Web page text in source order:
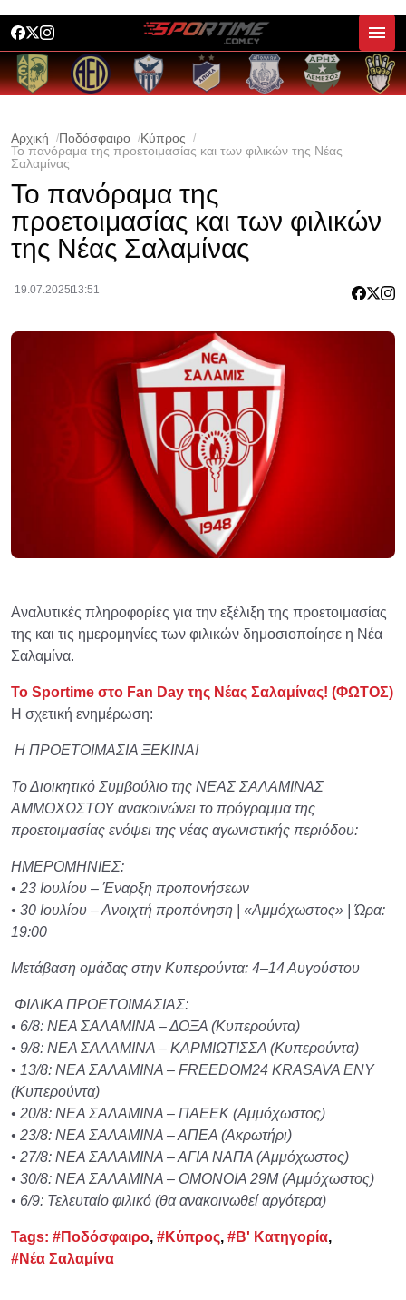
Αρχική Ποδόσφαιρο
Κύπρος
Το πανόραμα της προετοιμασίας και των φιλικών της Νέας
Σαλαμίνας
Το πανόραμα της
προετοιμασίας και των φιλικών
της Νέας Σαλαμίνας
19.07.2025 13:51
Αναλυτικές πληροφορίες για την εξέλιξη της προετοιμασίας
της και τις ημερομηνίες των φιλικών δημοσιοποίησε η Νέα
Σαλαμίνα.
Το Sportime στο Fan Day της Νέας Σαλαμίνας! (ΦΩΤΟΣ)
Η σχετική ενημέρωση:
Η ΠΡΟΕΤΟΙΜΑΣΙΑ ΞΕΚΙΝΑ!
Το Διοικητικό Συμβούλιο της ΝΕΑΣ ΣΑΛΑΜΙΝΑΣ
ΑΜΜΟΧΩΣΤΟΥ ανακοινώνει το πρόγραμμα της
προετοιμασίας ενόψει της νέας αγωνιστικής περιόδου:
ΗΜΕΡΟΜΗΝΙΕΣ:
• 23 Ιουλίου – Έναρξη προπονήσεων
• 30 Ιουλίου – Ανοιχτή προπόνηση | «Αμμόχωστος» | Ώρα:
19:00
Μετάβαση ομάδας στην Κυπερούντα: 4–14 Αυγούστου
ΦΙΛΙΚΑ ΠΡΟΕΤΟΙΜΑΣΙΑΣ:
• 6/8: ΝΕΑ ΣΑΛΑΜΙΝΑ – ΔΟΞΑ (Κυπερούντα)
• 9/8: ΝΕΑ ΣΑΛΑΜΙΝΑ – ΚΑΡΜΙΩΤΙΣΣΑ (Κυπερούντα)
• 13/8: ΝΕΑ ΣΑΛΑΜΙΝΑ – FREEDOM24 KRASAVA ENY
(Κυπερούντα)
• 20/8: ΝΕΑ ΣΑΛΑΜΙΝΑ – ΠΑΕΕΚ (Αμμόχωστος)
• 23/8: ΝΕΑ ΣΑΛΑΜΙΝΑ – ΑΠΕΑ (Ακρωτήρι)
• 27/8: ΝΕΑ ΣΑΛΑΜΙΝΑ – ΑΓΙΑ ΝΑΠΑ (Αμμόχωστος)
• 30/8: ΝΕΑ ΣΑΛΑΜΙΝΑ – ΟΜΟΝΟΙΑ 29Μ (Αμμόχωστος)
• 6/9: Τελευταίο φιλικό (θα ανακοινωθεί αργότερα)
Tags: #Ποδόσφαιρο, #Κύπρος, #Β' Κατηγορία,
#Νέα Σαλαμίνα